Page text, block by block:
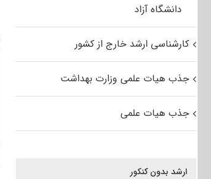
دانشگاه آزاد
کارشناسی ارشد خارج از کشور
جذب هیات علمی وزارت بهداشت
جذب هیات علمی
ارشد بدون کنکور